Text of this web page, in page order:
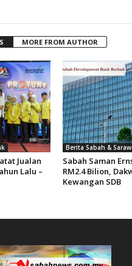
MORE FROM AUTHOR
Jualan
Lalu –
Berita Sabah &
Sabah Saman
RM2.4 Bilion,
Kewangan SDB